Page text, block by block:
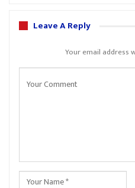
Leave A Reply
Your email address